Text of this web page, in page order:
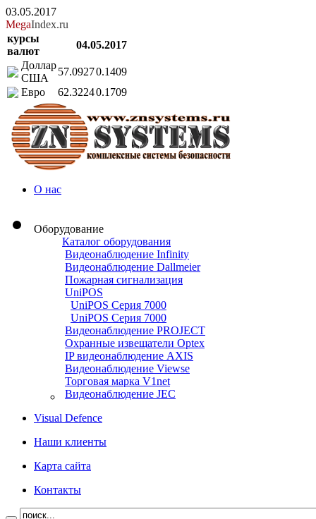
03.05.2017
MegaIndex.ru
курсы
валют
04.05.2017
Доллар
США
57.09270.1409
Евро
62.32240.1709
О нас
Оборудование
Каталог оборудования
Видеонаблюдение Infinity
Видеонаблюдение Dallmeier
Пожарная сигнализация
UniPOS
UniPOS Серия 7000
UniPOS Серия 7000
Видеонаблюдение PROJECT
Охранные извещатели Optex
IP видеонаблюдение AXIS
Видеонаблюдение Viewse
Торговая марка V1net
Видеонаблюдение JEC
Visual Defence
Наши клиенты
Карта сайта
Контакты